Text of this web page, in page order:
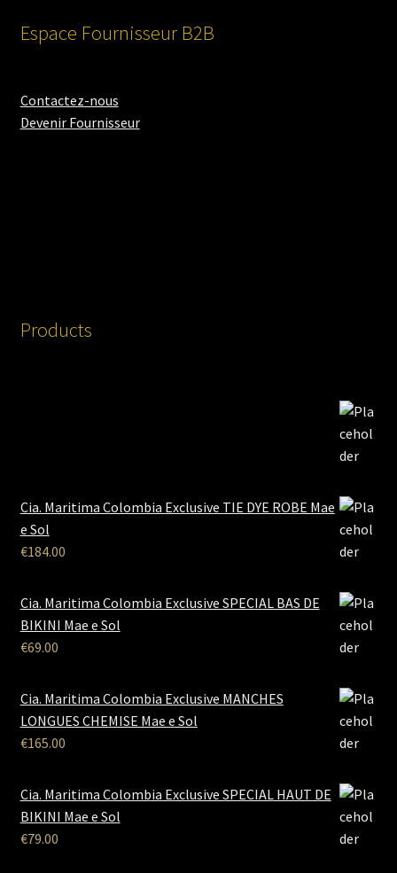
Espace Fournisseur B2B
Contactez-nous
Devenir Fournisseur
Products
Cia. Maritima Colombia Exclusive TIE DYE ROBE Mae
e Sol
€184.00
Cia. Maritima Colombia Exclusive SPECIAL BAS DE
BIKINI Mae e Sol
€69.00
Cia. Maritima Colombia Exclusive MANCHES
LONGUES CHEMISE Mae e Sol
€165.00
Cia. Maritima Colombia Exclusive SPECIAL HAUT DE
BIKINI Mae e Sol
€79.00